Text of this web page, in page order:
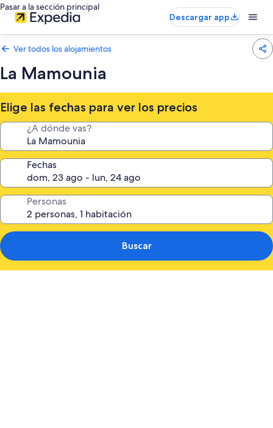
Pasar a la sección principal
Descargar app
Ver todos los alojamientos
La Mamounia
Elige las fechas para ver los precios
¿A dónde vas?
Fechas
Personas
Buscar